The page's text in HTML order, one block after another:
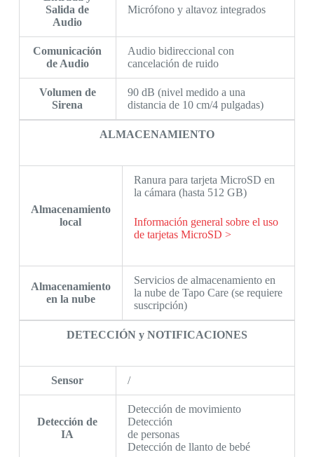
Salida de
Audio
Micrófono y altavoz integrados
Comunicación
de Audio
Audio bidireccional con
cancelación de ruido
Volumen de
Sirena
90 dB (nivel medido a una
distancia de 10 cm/4 pulgadas)
ALMACENAMIENTO
Almacenamiento
local
Ranura para tarjeta MicroSD en
la cámara (hasta 512 GB)
Información general sobre el uso
de tarjetas MicroSD >
Almacenamiento
en la nube
Servicios de almacenamiento en
la nube de Tapo Care (se requiere
suscripción)
DETECCIÓN y NOTIFICACIONES
Sensor /
Detección de
IA
Detección de movimiento
Detección
de personas
Detección de llanto de bebé